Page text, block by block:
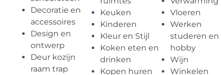
Decoratie en
accessoires
Design en
ontwerp
Deur kozijn
raam trap
Keuken
Kinderen
Kleur en Stijl
Koken eten en
drinken
Kopen huren
Vloeren
Werken
studeren en
hobby
Wijn
Winkelen